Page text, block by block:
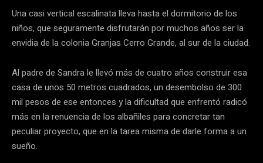
Una casi vertical escalinata lleva hasta el dormitorio de los
niños, que seguramente disfrutarán por muchos años ser la
envidia de la colonia Granjas Cerro Grande, al sur de la ciudad.
Al padre de Sandra le llevó más de cuatro años construir esa
casa de unos 50 metros cuadrados, un desembolso de 300
mil pesos de ese entonces y la dificultad que enfrentó radicó
más en la renuencia de los albañiles para concretar tan
peculiar proyecto, que en la tarea misma de darle forma a un
sueño.